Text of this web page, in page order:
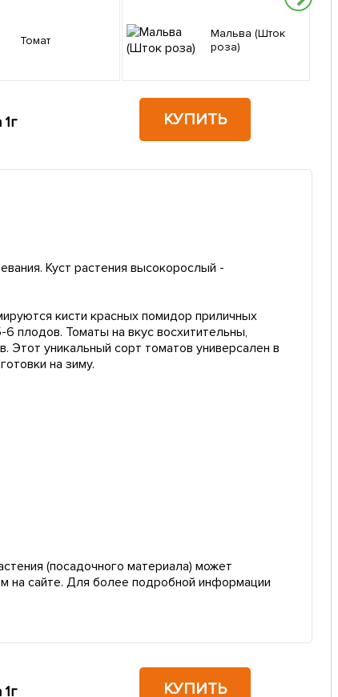
Томат
Мальва (Шток
роза)
КУПИТЬ
Куст растения высокорослый -
кисти красных помидор приличных
плодов. Томаты на вкус восхитительны,
уникальный сорт томатов универсален в
на зиму.
(посадочного материала) может
на сайте. Для более подробной информации
КУПИТЬ